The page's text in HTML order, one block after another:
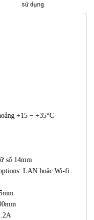
sử dụng
+15 ÷ +35°C
số 14mm
LAN hoặc Wi-fi